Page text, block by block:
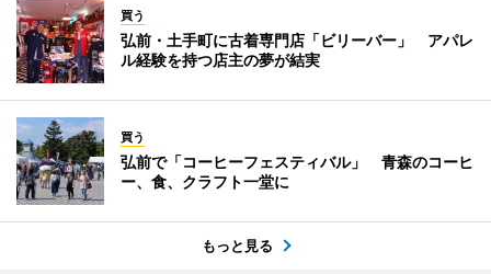
買う
弘前・土手町に古着専門店「ビリーバー」 アパレ
ル経験を持つ店主の夢が結実
買う
弘前で「コーヒーフェスティバル」 青森のコーヒ
ー、食、クラフト一堂に
もっと見る